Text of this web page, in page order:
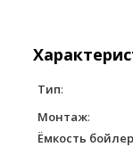
Тип:
Монтаж:
Ёмкость